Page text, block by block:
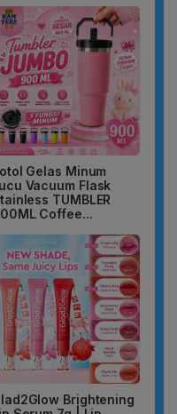
Gelas Minum
Vacuum Flask
TUMBLER
Coffee...
Brightening